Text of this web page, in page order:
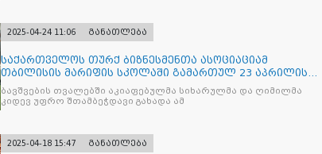
2025-04-24 11:06 განათლება
საქართველოს თურქ ბიზნესმენთა ასოციაციამ
თბილისის მარიფის სკოლაში გამართულ 23 აპრილის
ეროვნული სუვერე
ბავშვების თვალებში აკიაფებულმა სიხარულმა და ღიმილმა
კიდევ უფრო შთამბეჭდავი გახადა ამ
2025-04-18 15:47 განათლება